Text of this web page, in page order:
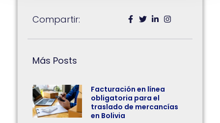
Compartir:
Más Posts
Facturación en línea
obligatoria para el
traslado de mercancías
en Bolivia